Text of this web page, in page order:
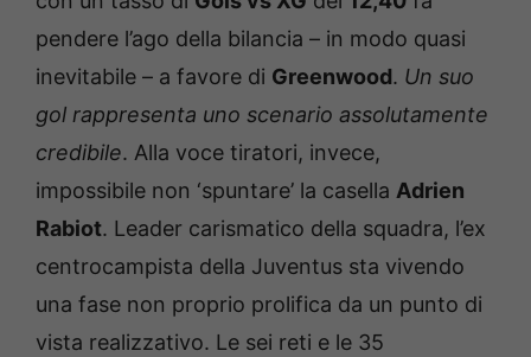
pendere l’ago della bilancia – in modo quasi
inevitabile – a favore di Greenwood. Un suo
gol rappresenta uno scenario assolutamente
credibile. Alla voce tiratori, invece,
impossibile non ‘spuntare’ la casella Adrien
Rabiot. Leader carismatico della squadra, l’ex
centrocampista della Juventus sta vivendo
una fase non proprio prolifica da un punto di
vista realizzativo. Le sei reti e le 35